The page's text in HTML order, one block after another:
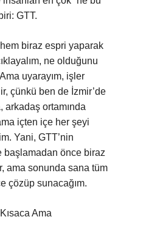
GTT.
biraz espri yaparak
ne olduğunu
uyarayım, işler
çünkü ben de İzmir’de
arkadaş ortamında
içten içe her şeyi
Yani, GTT’nin
önce biraz
ama sonunda sana tüm
çözüp sunacağım.
Ama